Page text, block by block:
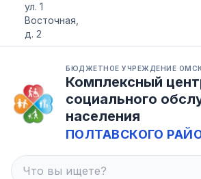
ул. 1
Восточная,
д. 2
БЮДЖЕТНОЕ УЧРЕЖДЕНИЕ
Комплексный
социального
населения
ПОЛТАВСКОГО